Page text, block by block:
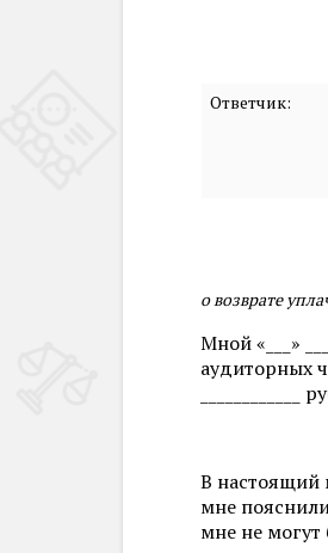
Ответчик:
о возврате
Мной «___»
аудиторных
В настоящий
мне
мне не могут